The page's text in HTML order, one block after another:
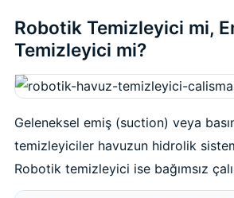
Robotik Temizleyici mi,
Temizleyici mi?
Geleneksel emiş (suction) veya
temizleyiciler havuzun hidrolik
Robotik temizleyici ise bağımsız